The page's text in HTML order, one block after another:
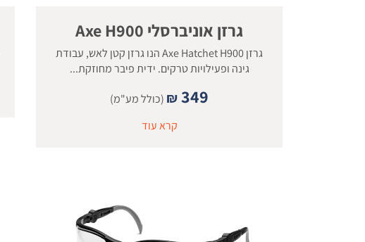
גרזן אוניברסלי Axe H900
גרזן Axe Hatchet H900 הנו גרזן קטן לאש, עבודת
גינה ופעילויות טרקים. ידית פיבר מחוזקת...
₪349
(כולל מע"מ)
קרא עוד